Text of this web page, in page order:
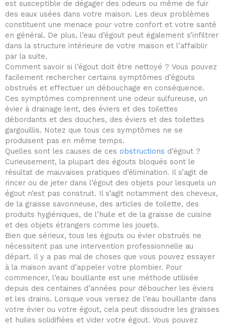
est susceptible de dégager des odeurs ou même de fuir
des eaux usées dans votre maison. Les deux problèmes
constituent une menace pour votre confort et votre santé
en général. De plus, l’eau d’égout peut également s’infiltrer
dans la structure intérieure de votre maison et l’affaiblir
par la suite.
Comment savoir si l’égout doit être nettoyé ? Vous pouvez
facilement rechercher certains symptômes d’égouts
obstrués et effectuer un débouchage en conséquence.
Ces symptômes comprennent une odeur sulfureuse, un
évier à drainage lent, des éviers et des toilettes
débordants et des douches, des éviers et des toilettes
gargouillis. Notez que tous ces symptômes ne se
produisent pas en même temps.
Quelles sont les causes de ces obstructions d’égout ?
Curieusement, la plupart des égouts bloqués sont le
résultat de mauvaises pratiques d’élimination. Il s’agit de
rincer ou de jeter dans l’égout des objets pour lesquels un
égout n’est pas construit. Il s’agit notamment des cheveux,
de la graisse savonneuse, des articles de toilette, des
produits hygiéniques, de l’huile et de la graisse de cuisine
et des objets étrangers comme les jouets.
Bien que sérieux, tous les égouts ou évier obstrués ne
nécessitent pas une intervention professionnelle au
départ. Il y a pas mal de choses que vous pouvez essayer
à la maison avant d’appeler votre plombier. Pour
commencer, l’eau bouillante est une méthode utilisée
depuis des centaines d’années pour déboucher les éviers
et les drains. Lorsque vous versez de l’eau bouillante dans
votre évier ou votre égout, cela peut dissoudre les graisses
et huiles solidifiées et vider votre égout. Vous pouvez